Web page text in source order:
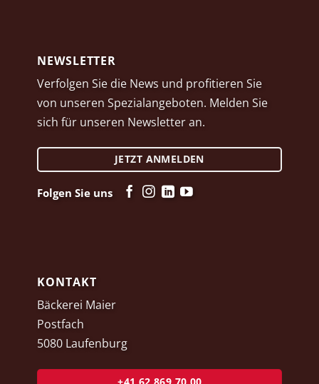
NEWSLETTER
Verfolgen Sie die News und profitieren Sie
von unseren Spezialangeboten. Melden Sie
sich für unseren Newsletter an.
JETZT ANMELDEN
Folgen Sie uns
KONTAKT
Bäckerei Maier
Postfach
5080 Laufenburg